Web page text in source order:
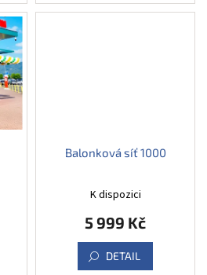
Balonková síť 1000
K dispozici
5 999 Kč
DETAIL